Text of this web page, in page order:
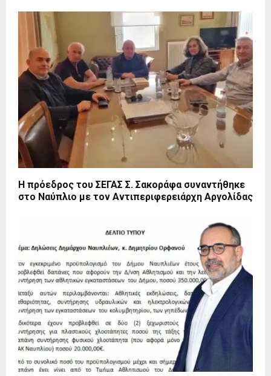
Η πρόεδρος του ΣΕΓΑΣ Σ. Σακοράφα συναντήθηκε
στο Ναύπλιο με τον Αντιπεριφερειάρχη Αργολίδας